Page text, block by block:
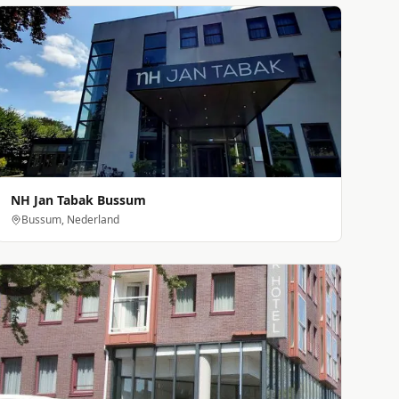
NH Jan Tabak Bussum
Bussum, Nederland